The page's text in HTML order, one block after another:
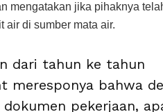
mengatakan jika pihaknya
air di sumber mata air.
dari tahun ke tahun
meresponya bahwa
pekerjaan,